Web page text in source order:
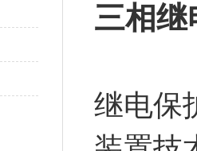
三相继
继电保